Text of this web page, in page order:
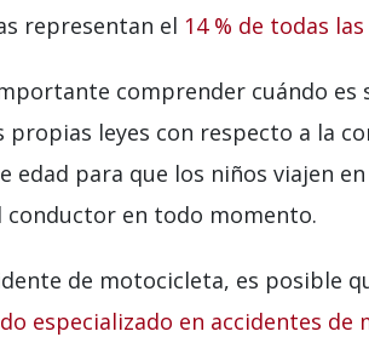
representan el 14 % de todas
comprender cuándo es
leyes con respecto a la
para que los niños viajen
en todo momento.
de motocicleta, es posible
especializado en accidentes de